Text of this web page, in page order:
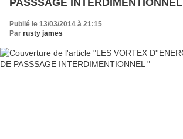
PASSSAGE INTERDIMENTIONNEL
Publié le 13/03/2014 à 21:15
Par rusty james